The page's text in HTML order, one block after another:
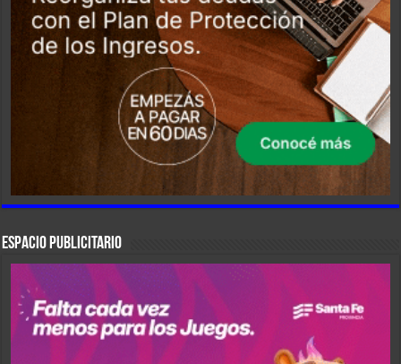
ESPACIO PUBLICITARIO